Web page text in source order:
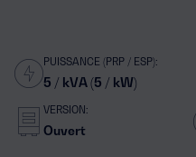
PUISSANCE (PRP / ESP):
5 / kVA (5 / kW)
VERSION:
Ouvert